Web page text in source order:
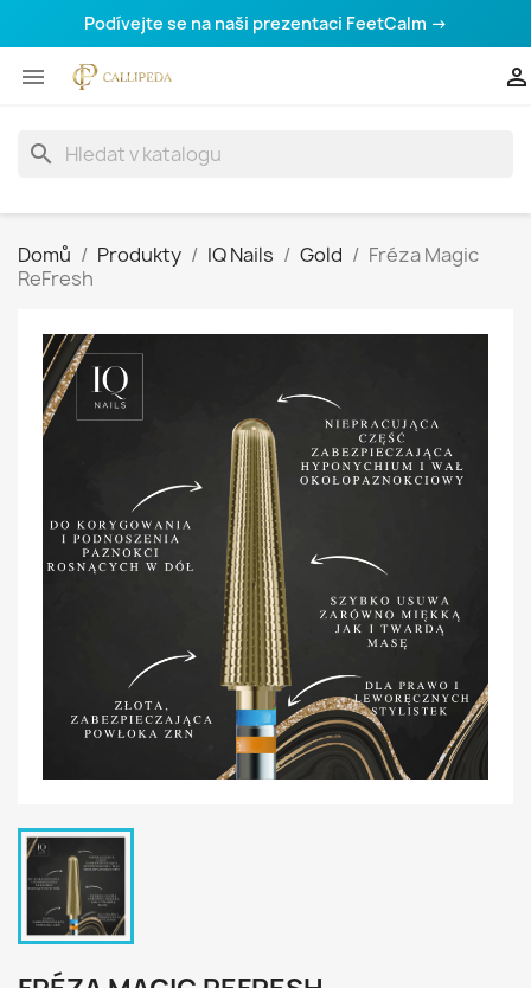
Podívejte se na naši prezentaci FeetCalm →
 
search
Domů Produkty IQ Nails Gold
Fréza Magic
ReFresh